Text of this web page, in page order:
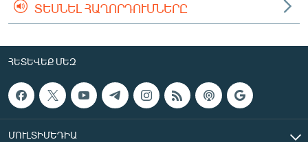
ՏԵՍՆԵԼ ՀԱՂՈՐԴՈՒՄՆԵՐԸ
ՀԵՏԵՎԵՔ ՄԵԶ
ՄՈՒԼՏԻՄԵԴԻԱ